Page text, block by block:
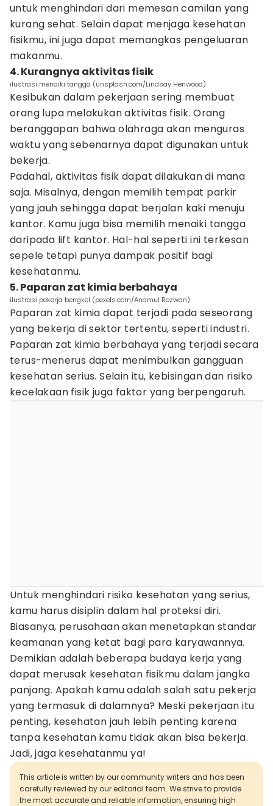
untuk menghindari dari memesan camilan yang
kurang sehat. Selain dapat menjaga kesehatan
fisikmu, ini juga dapat memangkas pengeluaran
makanmu.
4. Kurangnya aktivitas fisik
ilustrasi menaiki tangga (unsplash.com/Lindsay Henwood)
Kesibukan dalam pekerjaan sering membuat
orang lupa melakukan aktivitas fisik. Orang
beranggapan bahwa olahraga akan menguras
waktu yang sebenarnya dapat digunakan untuk
bekerja.
Padahal, aktivitas fisik dapat dilakukan di mana
saja. Misalnya, dengan memilih tempat parkir
yang jauh sehingga dapat berjalan kaki menuju
kantor. Kamu juga bisa memilih menaiki tangga
daripada lift kantor. Hal-hal seperti ini terkesan
sepele tetapi punya dampak positif bagi
kesehatanmu.
5. Paparan zat kimia berbahaya
ilustrasi pekerja bengkel (pexels.com/Anamul Rezwan)
Paparan zat kimia dapat terjadi pada seseorang
yang bekerja di sektor tertentu, seperti industri.
Paparan zat kimia berbahaya yang terjadi secara
terus-menerus dapat menimbulkan gangguan
kesehatan serius. Selain itu, kebisingan dan risiko
kecelakaan fisik juga faktor yang berpengaruh.
Untuk menghindari risiko kesehatan yang serius,
kamu harus disiplin dalam hal proteksi diri.
Biasanya, perusahaan akan menetapkan standar
keamanan yang ketat bagi para karyawannya.
Demikian adalah beberapa budaya kerja yang
dapat merusak kesehatan fisikmu dalam jangka
panjang. Apakah kamu adalah salah satu pekerja
yang termasuk di dalamnya? Meski pekerjaan itu
penting, kesehatan jauh lebih penting karena
tanpa kesehatan kamu tidak akan bisa bekerja.
Jadi, jaga kesehatanmu ya!
This article is written by our community writers and has been
carefully reviewed by our editorial team. We strive to provide
the most accurate and reliable information, ensuring high